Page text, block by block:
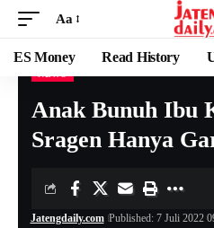
Aa
ES Money Read History
Anak Bunuh Ibu
Sragen Hanya
Jatengdaily.com Published: 7 Juli 2022